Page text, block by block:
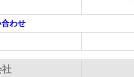
わせ
社